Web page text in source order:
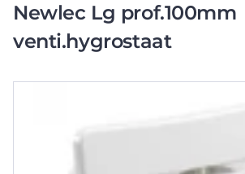
Newlec Lg prof.100mm
venti.hygrostaat